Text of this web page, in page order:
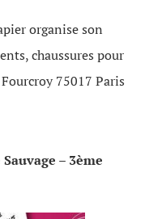
organise son
chaussures pour
75017 Paris
– 3ème